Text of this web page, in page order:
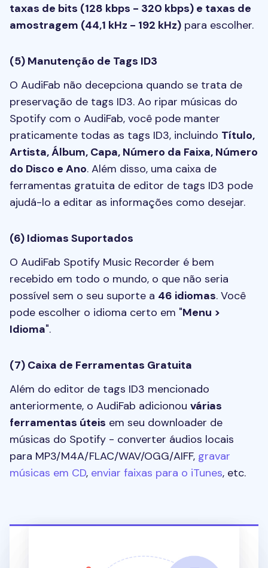
taxas de bits (128 kbps - 320 kbps) e taxas de
amostragem (44,1 kHz - 192 kHz) para escolher.
(5) Manutenção de Tags ID3
O AudiFab não decepciona quando se trata de
preservação de tags ID3. Ao ripar músicas do
Spotify com o AudiFab, você pode manter
praticamente todas as tags ID3, incluindo Título,
Artista, Álbum, Capa, Número da Faixa, Número
do Disco e Ano. Além disso, uma caixa de
ferramentas gratuita de editor de tags ID3 pode
ajudá-lo a editar as informações como desejar.
(6) Idiomas Suportados
O AudiFab Spotify Music Recorder é bem
recebido em todo o mundo, o que não seria
possível sem o seu suporte a 46 idiomas. Você
pode escolher o idioma certo em "Menu >
Idioma".
(7) Caixa de Ferramentas Gratuita
Além do editor de tags ID3 mencionado
anteriormente, o AudiFab adicionou várias
ferramentas úteis em seu downloader de
músicas do Spotify - converter áudios locais
para MP3/M4A/FLAC/WAV/OGG/AIFF, gravar
músicas em CD, enviar faixas para o iTunes, etc.